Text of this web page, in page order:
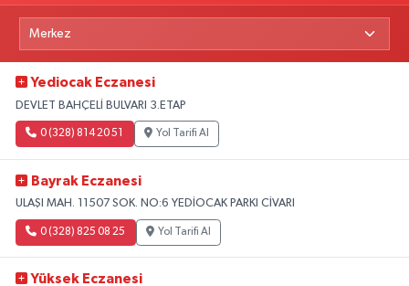
Yediocak Eczanesi
DEVLET BAHÇELİ BULVARI 3.ETAP
0 (328) 814 20 51 Yol Tarifi Al
Bayrak Eczanesi
ULAŞI MAH. 11507 SOK. NO:6 YEDİOCAK PARKI CİVARI
0 (328) 825 08 25 Yol Tarifi Al
Yüksek Eczanesi